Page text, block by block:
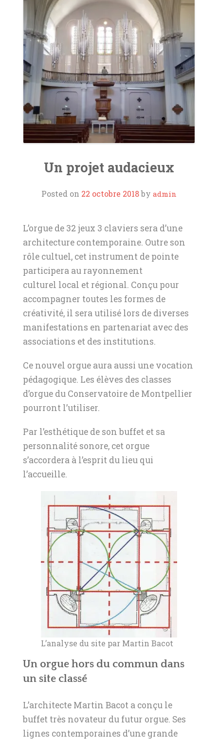
ORGUES
L’AOTM
SOUTIENS ET LIENS
CONTACT
Un projet audacieux
Posted on 22 octobre 2018by admin
L’orgue de 32 jeux 3 claviers sera d’une
architecture contemporaine. Outre son
rôle cultuel, cet instrument de pointe
participera au rayonnement
culturel local et régional. Conçu pour
accompagner toutes les formes de
créativité, il sera utilisé lors de diverses
manifestations en partenariat avec des
associations et des institutions.
Ce nouvel orgue aura aussi une vocation
pédagogique. Les élèves des classes
d’orgue du Conservatoire de Montpellier
pourront l’utiliser.
Par l’esthétique de son buffet et sa
personnalité sonore, cet orgue
s’accordera à l’esprit du lieu qui
l’accueille.
L’analyse du site par Martin Bacot
Un orgue hors du commun dans
un site classé
L’architecte Martin Bacot a conçu le
buffet très novateur du futur orgue. Ses
lignes contemporaines d’une grande